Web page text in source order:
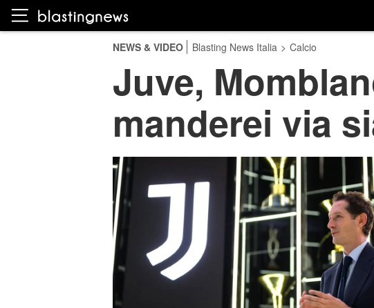
NEWS & VIDEO Blasting News Italia > Calcio
Juve,
manderei via